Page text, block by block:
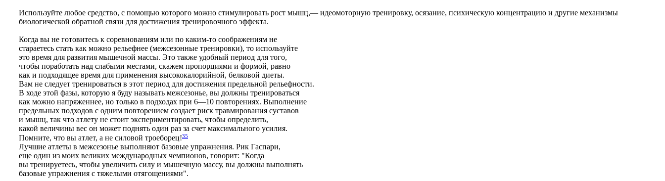
Используйте любое средство, с помощью которого можно стимулировать рост мышц,— идеомоторную тренировку, осязание, психическую концентрацию и другие механизмы
биологической обратной связи для достижения тренировочного эффекта.
Когда вы не готовитесь к соревнованиям или по каким-то соображениям не
стараетесь стать как можно рельефнее (межсезонные тренировки), то используйте
это время для развития мышечной массы. Это также удобный период для того,
чтобы поработать над слабыми местами, скажем пропорциями и формой, равно
как и подходящее время для применения высококалорийной, белковой диеты.
Вам не следует тренироваться в этот период для достижения предельной рельефности.
В ходе этой фазы, которую я буду называть межсезонье, вы должны тренироваться
как можно напряженнее, но только в подходах при 6—10 повторениях. Выполнение
предельных подходов с одним повторением создает риск травмирования суставов
и мышц, так что атлету не стоит экспериментировать, чтобы определить,
какой величины вес он может поднять один раз за счет максимального усилия.
Помните, что вы атлет, а не силовой троеборец!35
Лучшие атлеты в межсезонье выполняют базовые упражнения. Рик Гаспари,
еще один из моих великих международных чемпионов, говорит: "Когда
вы тренируетесь, чтобы увеличить силу и мышечную массу, вы должны выполнять
базовые упражнения с тяжелыми отягощениями".